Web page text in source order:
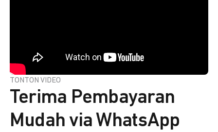
TONTON VIDEO
Terima Pembayaran
Mudah via WhatsApp